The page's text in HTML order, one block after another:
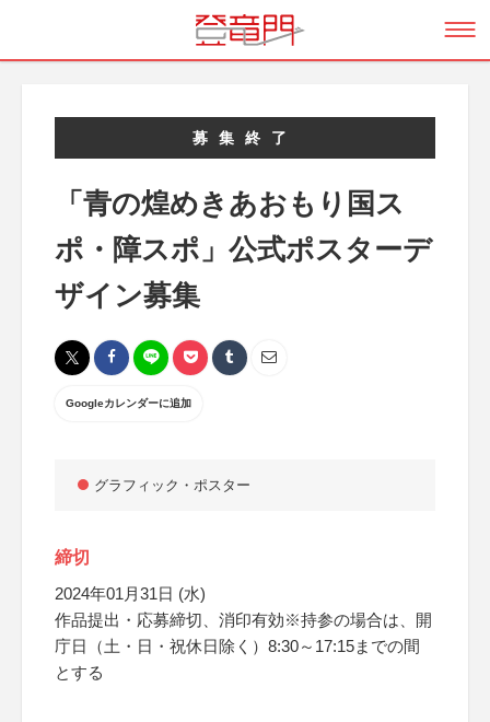
募集終了
「青の煌めきあおもり国ス
ポ・障スポ」公式ポスターデ
ザイン募集
Googleカレンダーに追加
グラフィック・ポスター
締切
2024年01月31日 (水)
作品提出・応募締切、消印有効※持参の場合は、開
庁日（土・日・祝休日除く）8:30～17:15までの間
とする